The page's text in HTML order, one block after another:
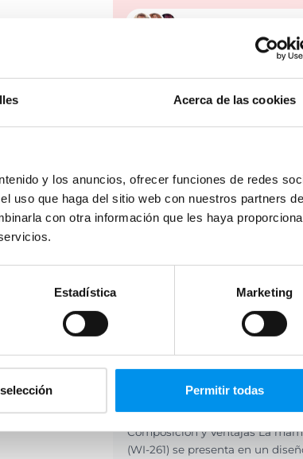
Acerca de las cookies
y los anuncios, ofrecer funciones de redes
uso que haga del sitio web con nuestros partners
con otra información que les haya
Estadística Marketing
Permitir todas
Más de 1.000 clientes
* Cupones aplicables en todas las
Dale un cambio a tu
plazos
¿Necesitas ayuda
Llámanos y te
inmediato!
(34) 858 770 102
LLAMADA GRATUITA
Descripción del
Mampara de Ducha
Composición y Ventajas La
(WI-261) se presenta en un